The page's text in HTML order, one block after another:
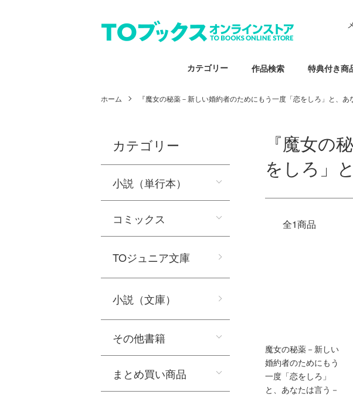
カテゴリー 作品検索 特典付き商
ホーム 『魔女の秘薬－新しい婚約者のためにもう一度「恋をしろ」と、あ
『魔女の
をしろ」
全1商品
魔女の秘薬－新しい
婚約者のためにもう
一度「恋をしろ」
と、あなたは言う－
カテゴリー
小説（単行本）
コミックス
TOジュニア文庫
小説（文庫）
その他書籍
まとめ買い商品